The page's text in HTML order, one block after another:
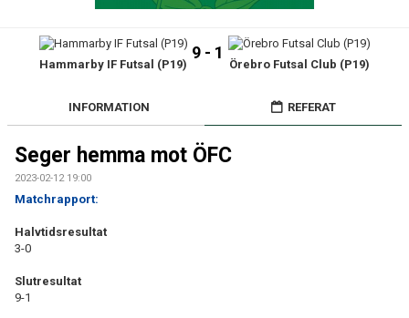
TRUPPEN
OM FUTSAL
Hammarby IF Futsal (P19)
9 - 1
Örebro Futsal Club (P19)
INFORMATION REFERAT
Seger hemma mot ÖFC
2023-02-12 19:00
Matchrapport:
Halvtidsresultat
3-0
Slutresultat
9-1